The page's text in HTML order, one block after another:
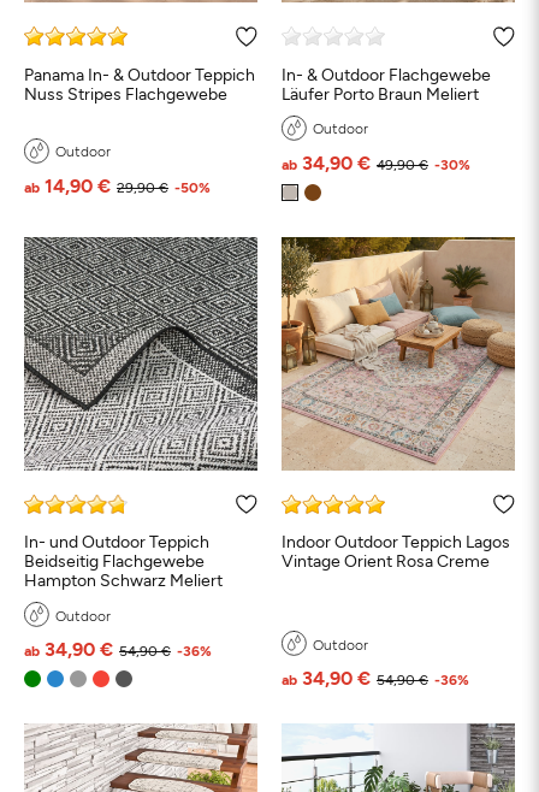
Petrol Grün Rot
Rosa
Orange Braun
Taupe Bunt
Panama In- & Outdoor Teppich
Nuss Stripes Flachgewebe
Outdoor
29,90 €
ab 14,90 € -50%
In- & Outdoor Flachgewebe
Läufer Porto Braun Meliert
Outdoor
49,90 €
ab 34,90 € -30%
In- und Outdoor Teppich
Beidseitig Flachgewebe
Hampton Schwarz Meliert
Outdoor
54,90 €
ab 34,90 € -36%
Indoor Outdoor Teppich Lagos
Vintage Orient Rosa Creme
Outdoor
54,90 €
ab 34,90 € -36%